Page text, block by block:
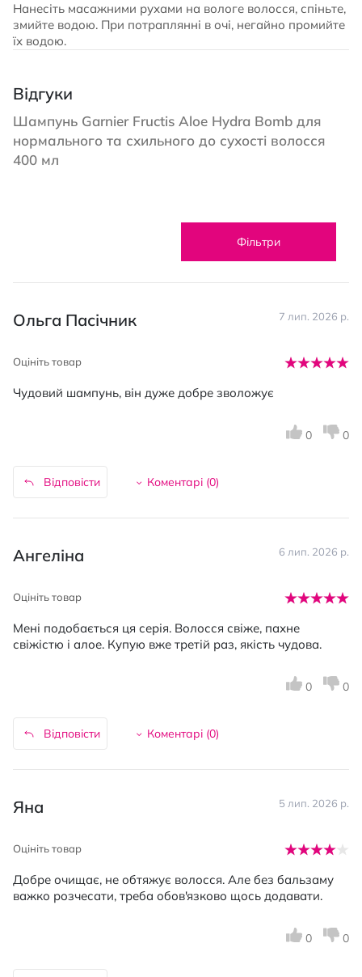
Нанесіть масажними рухами на вологе волосся, спіньте,
змийте водою. При потраплянні в очі, негайно промийте
їх водою.
Відгуки
Шампунь Garnier Fructis Aloe Hydra Bomb для
нормального та схильного до сухості волосся
400 мл
Фільтри
Ольга Пасічник 7 лип. 2026 р.
Оцініть товар
Чудовий шампунь, він дуже добре зволожує
Відповісти Коментарі (0)
0 0
Ангеліна 6 лип. 2026 р.
Оцініть товар
Мені подобається ця серія. Волосся свіже, пахне
свіжістю і алое. Купую вже третій раз, якість чудова.
Відповісти Коментарі (0)
0 0
Яна 5 лип. 2026 р.
Оцініть товар
Добре очищає, не обтяжує волосся. Але без бальзаму
важко розчесати, треба обов'язково щось додавати.
0 0